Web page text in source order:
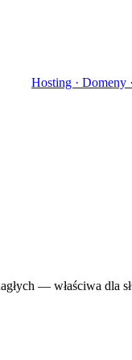
Hosting · Domeny
— właściwa dla